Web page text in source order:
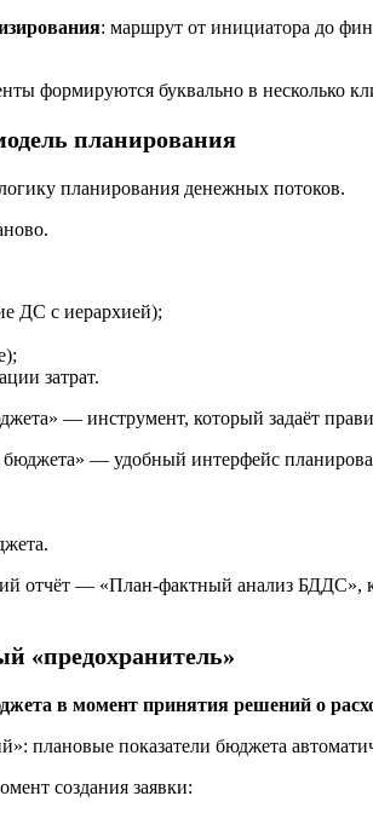
: маршрут от инициатора до
формируются буквально в несколько
планирования
планирования денежных потоков.
ДС с иерархией);
затрат.
— инструмент, который задаёт
бюджета» — удобный интерфейс
отчёт — «План-фактный анализ БДДС»,
«предохранитель»
в момент принятия решений о
плановые показатели бюджета
создания заявки: